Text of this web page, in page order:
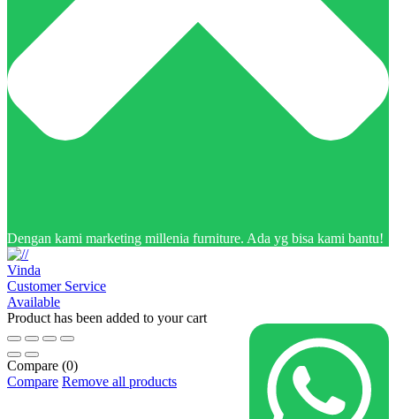
Dengan kami marketing millenia furniture. Ada yg bisa kami bantu!
Vinda
Customer Service
Available
Product has been added to your cart
Compare (0)
Compare Remove all products